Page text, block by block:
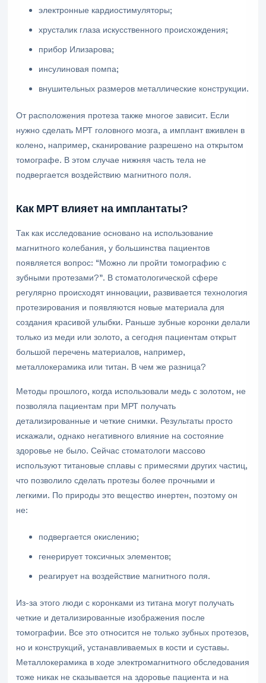
электронные кардиостимуляторы;
хрусталик глаза искусственного происхождения;
прибор Илизарова;
инсулиновая помпа;
внушительных размеров металлические конструкции.
От расположения протеза также многое зависит. Если
нужно сделать МРТ головного мозга, а имплант вживлен в
колено, например, сканирование разрешено на открытом
томографе. В этом случае нижняя часть тела не
подвергается воздействию магнитного поля.
Как МРТ влияет на имплантаты?
Так как исследование основано на использование
магнитного колебания, у большинства пациентов
появляется вопрос: “Можно ли пройти томографию с
зубными протезами?”. В стоматологической сфере
регулярно происходят инновации, развивается технология
протезирования и появляются новые материала для
создания красивой улыбки. Раньше зубные коронки делали
только из меди или золото, а сегодня пациентам открыт
большой перечень материалов, например,
металлокерамика или титан. В чем же разница?
Методы прошлого, когда использовали медь с золотом, не
позволяла пациентам при МРТ получать
детализированные и четкие снимки. Результаты просто
искажали, однако негативного влияние на состояние
здоровье не было. Сейчас стоматологи массово
используют титановые сплавы с примесями других частиц,
что позволило сделать протезы более прочными и
легкими. По природы это вещество инертен, поэтому он
не:
подвергается окислению;
генерирует токсичных элементов;
реагирует на воздействие магнитного поля.
Из-за этого люди с коронками из титана могут получать
четкие и детализированные изображения после
томографии. Все это относится не только зубных протезов,
но и конструкций, устанавливаемых в кости и суставы.
Металлокерамика в ходе электромагнитного обследования
тоже никак не сказывается на здоровье пациента и на